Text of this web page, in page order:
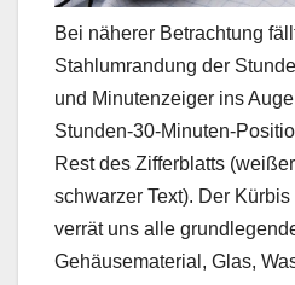
Bei näherer Betrachtung
Stahlumrandung der
und Minutenzeiger ins
Stunden-30-Minuten-
Rest des Zifferblatts
schwarzer Text). Der
verrät uns alle
Gehäusematerial, Glas,